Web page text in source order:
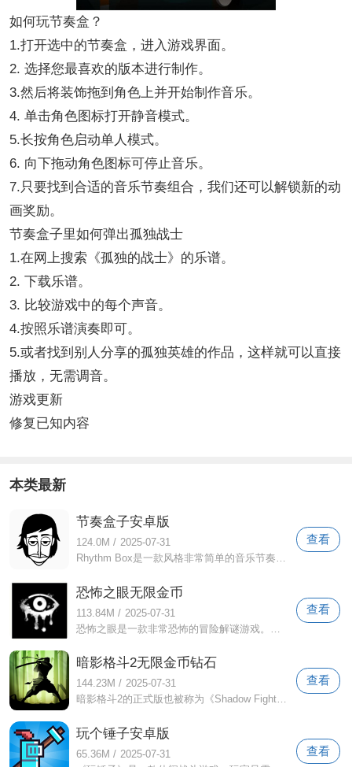
如何玩节奏盒？
1.打开选中的节奏盒，进入游戏界面。
2. 选择您最喜欢的版本进行制作。
3.然后将装饰拖到角色上并开始制作音乐。
4. 单击角色图标打开静音模式。
5.长按角色启动单人模式。
6. 向下拖动角色图标可停止音乐。
7.只要找到合适的音乐节奏组合，我们还可以解锁新的动
画奖励。
节奏盒子里如何弹出孤独战士
1.在网上搜索《孤独的战士》的乐谱。
2. 下载乐谱。
3. 比较游戏中的每个声音。
4.按照乐谱演奏即可。
5.或者找到别人分享的孤独英雄的作品，这样就可以直接
播放，无需调音。
游戏更新
修复已知内容
本类最新
节奏盒子安卓版
124.0M / 2025-07-31
Rhythm Box是一款风格非常简单的音乐节奏游戏。在这个软件中，玩家可以播放自己喜欢的音乐，享受自己的创作。当然，他们也可以成为一名D
查看
恐怖之眼无限金币
113.84M / 2025-07-31
查看
暗影格斗2无限金币钻石
144.23M / 2025-07-31
暗影格斗2的正式版也被称为《Shadow Fight 2》。这是一款非常经典的游戏。该游戏已流行多年。游戏采用业界领先的3D引擎技术制作。画
查看
玩个锤子安卓版
65.36M / 2025-07-31
查看